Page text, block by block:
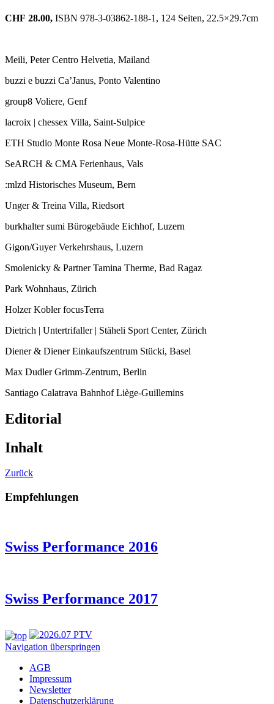
CHF 28.00, ISBN 978-3-03862-188-1, 124 Seiten, 22.5×29.7cm
Meili, Peter Centro Helvetia, Mailand
buzzi e buzzi Ca’Janus, Ponto Valentino
group8 Voliere, Genf
lacroix | chessex Villa, Saint-Sulpice
ETH Studio Monte Rosa Neue Monte-Rosa-Hütte SAC
SeARCH & CMA Ferienhaus, Vals
:mlzd Historisches Museum, Bern
Unger & Treina Villa, Riedsort
burkhalter sumi Bürogebäude Eichhof, Luzern
Gigon/Guyer Verkehrshaus, Luzern
Smolenicky & Partner Tamina Therme, Bad Ragaz
Park Wohnhaus, Zürich
Holzer Kobler focusTerra
Dietrich | Untertrifaller | Stäheli Sport Center, Zürich
Diener & Diener Einkaufszentrum Stücki, Basel
Max Dudler Grimm-Zentrum, Berlin
Santiago Calatrava Bahnhof Liège-Guillemins
Editorial
Inhalt
Zurück
Empfehlungen
Swiss Performance 2016
Swiss Performance 2017
Navigation überspringen
AGB
Impressum
Newsletter
Datenschutzerklärung